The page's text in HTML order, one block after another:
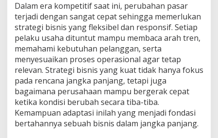
Dalam era kompetitif saat ini, perubahan pasar
terjadi dengan sangat cepat sehingga memerlukan
strategi bisnis yang fleksibel dan responsif. Setiap
pelaku usaha dituntut mampu membaca arah tren,
memahami kebutuhan pelanggan, serta
menyesuaikan proses operasional agar tetap
relevan. Strategi bisnis yang kuat tidak hanya fokus
pada rencana jangka panjang, tetapi juga
bagaimana perusahaan mampu bergerak cepat
ketika kondisi berubah secara tiba-tiba.
Kemampuan adaptasi inilah yang menjadi fondasi
bertahannya sebuah bisnis dalam jangka panjang.